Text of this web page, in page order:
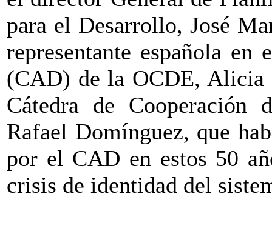
para el Desarrollo, José
representante española
(CAD) de la OCDE,
Cátedra de Cooperación
Rafael Domínguez, que
por el CAD en estos 50
crisis de identidad del